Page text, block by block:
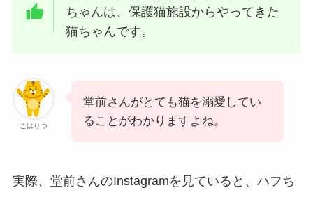
ちゃんは、保護猫施設からやってきた
猫ちゃんです。
こはりつ
堂前さんがとても猫を溺愛してい
ることがわかりますよね。
実際、堂前さんのInstagramを見ていると、ハフち